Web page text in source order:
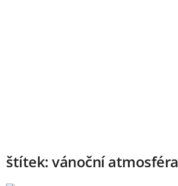
štítek: vánoční atmosféra